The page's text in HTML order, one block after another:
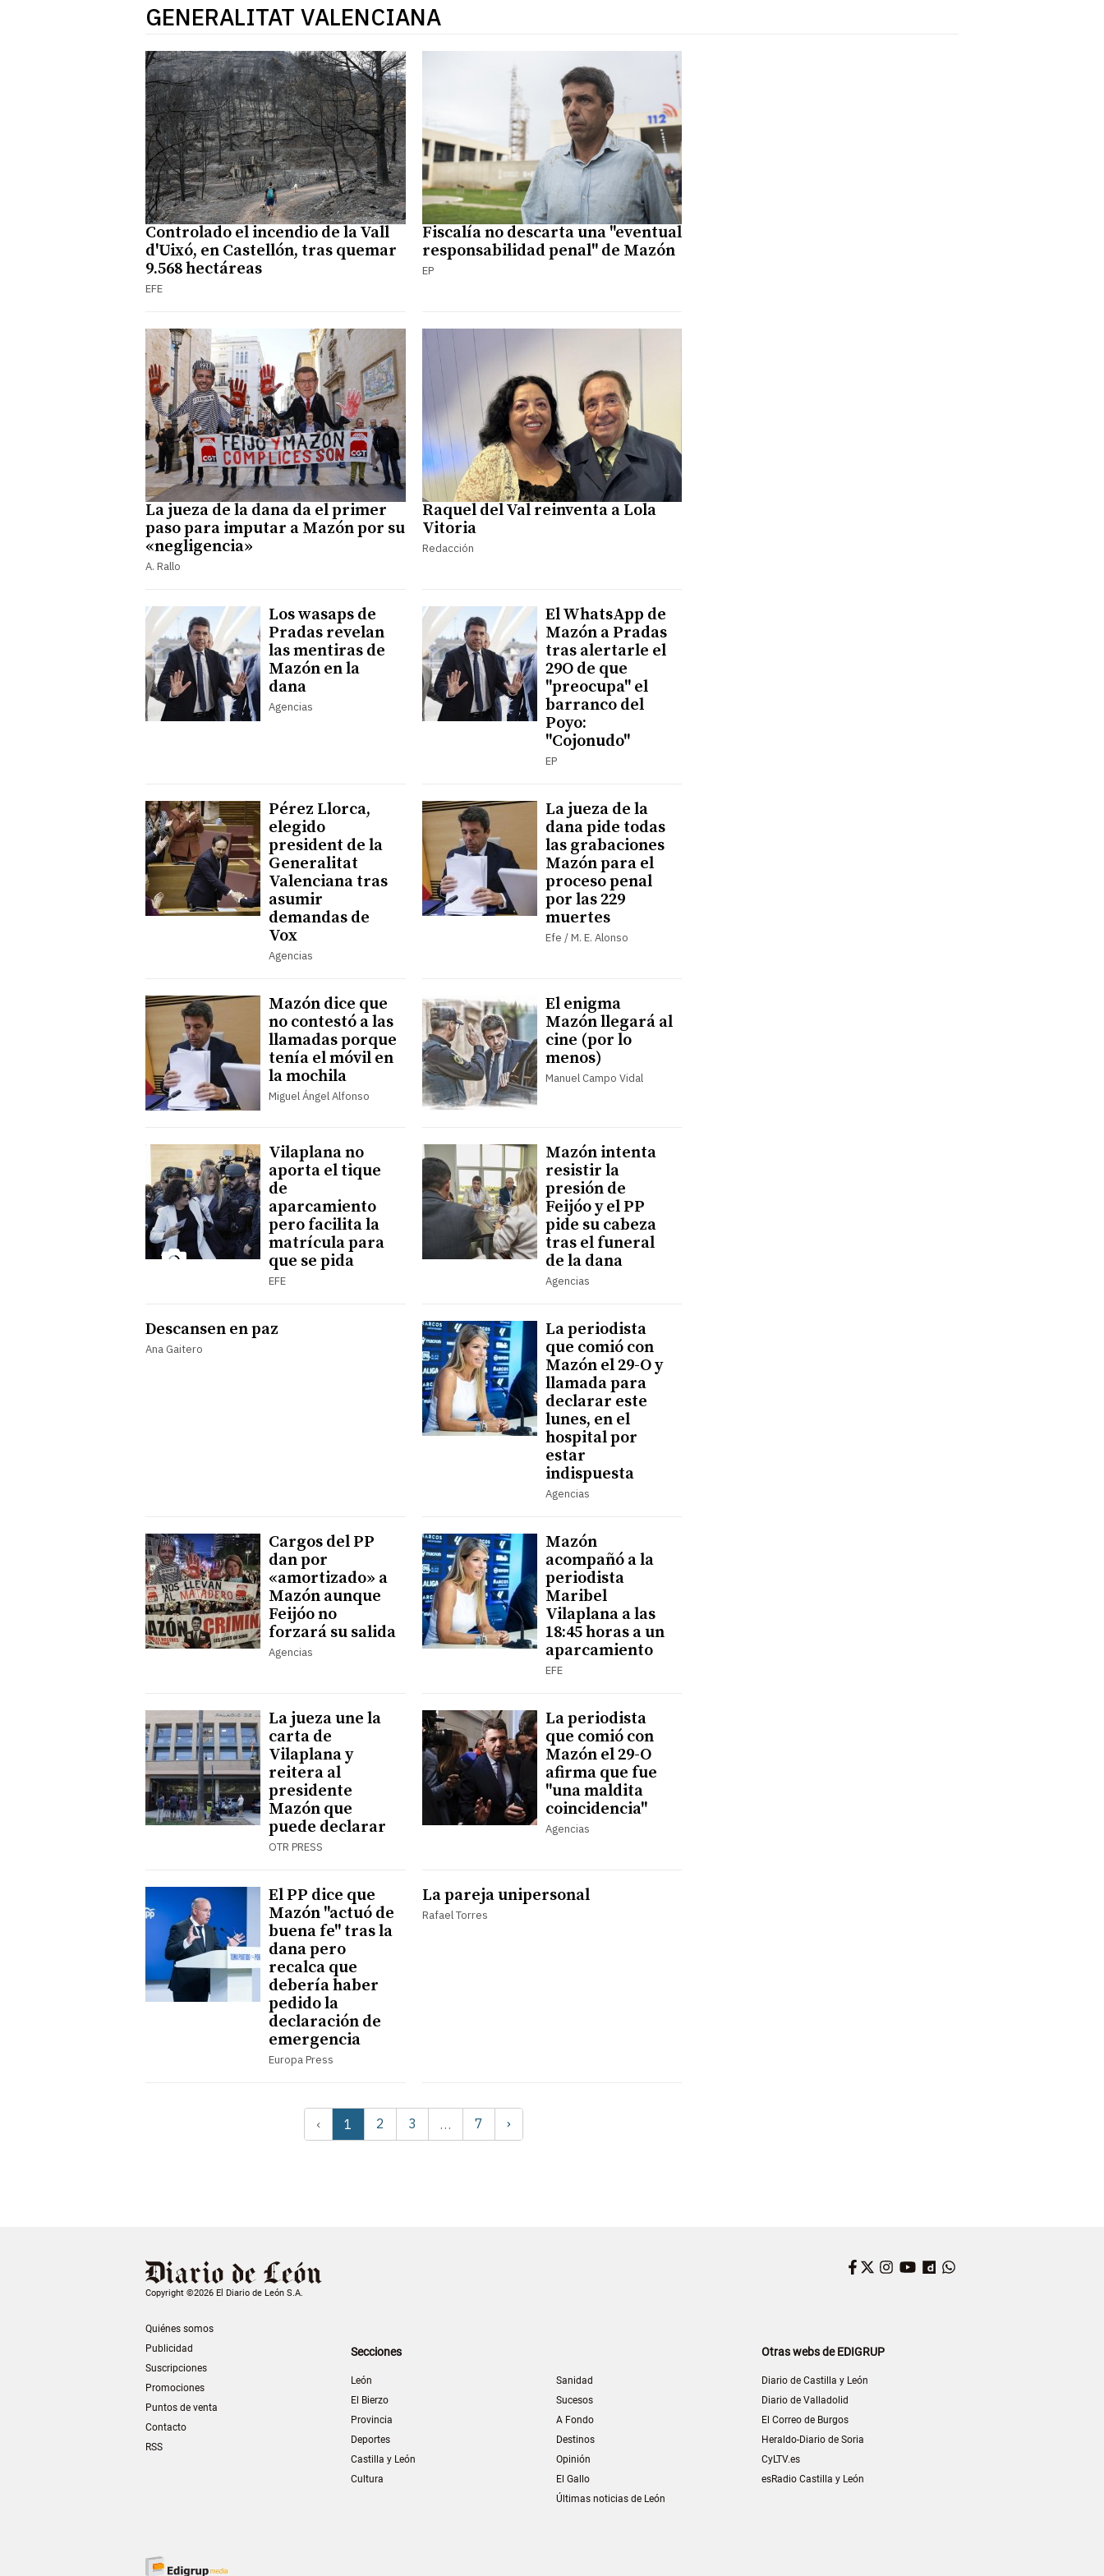
GENERALITAT VALENCIANA
Controlado el incendio de la Vall
d'Uixó, en Castellón, tras quemar
9.568 hectáreas
EFE
Fiscalía no descarta una "eventual
responsabilidad penal" de Mazón
EP
La jueza de la dana da el primer
paso para imputar a Mazón por su
«negligencia»
A. Rallo
Raquel del Val reinventa a Lola
Vitoria
Redacción
Los wasaps de
Pradas revelan
las mentiras de
Mazón en la
dana
Agencias
El WhatsApp de
Mazón a Pradas
tras alertarle el
29O de que
"preocupa" el
barranco del
Poyo:
"Cojonudo"
EP
Pérez Llorca,
elegido
president de la
Generalitat
Valenciana tras
asumir
demandas de
Vox
Agencias
La jueza de la
dana pide todas
las grabaciones
Mazón para el
proceso penal
por las 229
muertes
Efe / M. E. Alonso
Mazón dice que
no contestó a las
llamadas porque
tenía el móvil en
la mochila
Miguel Ángel Alfonso
El enigma
Mazón llegará al
cine (por lo
menos)
Manuel Campo Vidal
Vilaplana no
aporta el tique
de
aparcamiento
pero facilita la
matrícula para
que se pida
EFE
Mazón intenta
resistir la
presión de
Feijóo y el PP
pide su cabeza
tras el funeral
de la dana
Agencias
Descansen en paz
Ana Gaitero
La periodista
que comió con
Mazón el 29-O y
llamada para
declarar este
lunes, en el
hospital por
estar
indispuesta
Agencias
Cargos del PP
dan por
«amortizado» a
Mazón aunque
Feijóo no
forzará su salida
Agencias
Mazón
acompañó a la
periodista
Maribel
Vilaplana a las
18:45 horas a un
aparcamiento
EFE
La jueza une la
carta de
Vilaplana y
reitera al
presidente
Mazón que
puede declarar
OTR PRESS
La periodista
que comió con
Mazón el 29-O
afirma que fue
"una maldita
coincidencia"
Agencias
El PP dice que
Mazón "actuó de
buena fe" tras la
dana pero
recalca que
debería haber
pedido la
declaración de
emergencia
Europa Press
La pareja unipersonal
Rafael Torres
‹ 1 2 3 … 7 ›
Copyright ©2026 El Diario de León S.A.
Quiénes somos
Publicidad
Suscripciones
Promociones
Puntos de venta
Contacto
RSS
Facebook
Twitter
Instagram
YouTube
Dailymotion
Secciones
León
El Bierzo
Provincia
Deportes
Castilla y León
Cultura
Sanidad
Sucesos
A Fondo
Destinos
Opinión
El Gallo
Últimas noticias de León
Otras webs de EDIGRUP
Diario de Castilla y León
Diario de Valladolid
El Correo de Burgos
Heraldo-Diario de Soria
CyLTV.es
esRadio Castilla y León